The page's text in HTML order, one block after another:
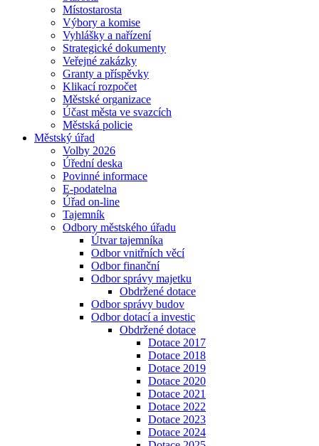
Místostarosta
Výbory a komise
Vyhlášky a nařízení
Strategické dokumenty
Veřejné zakázky
Granty a příspěvky
Klikací rozpočet
Městské organizace
Účast města ve svazcích
Městská policie
Městský úřad
Volby 2026
Úřední deska
Povinné informace
E-podatelna
Úřad on-line
Tajemník
Odbory městského úřadu
Útvar tajemníka
Odbor vnitřních věcí
Odbor finanční
Odbor správy majetku
Obdržené dotace
Odbor správy budov
Odbor dotací a investic
Obdržené dotace
Dotace 2017
Dotace 2018
Dotace 2019
Dotace 2020
Dotace 2021
Dotace 2022
Dotace 2023
Dotace 2024